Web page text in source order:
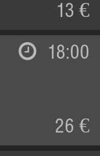
13 €
18:00
26 €